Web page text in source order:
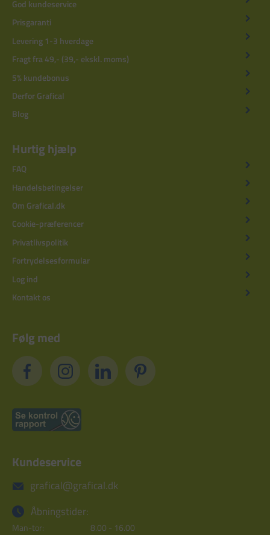
God kundeservice
Prisgaranti
Levering 1-3 hverdage
Fragt fra 49,- (39,- ekskl. moms)
5% kundebonus
Derfor Grafical
Blog
Hurtig hjælp
FAQ
Handelsbetingelser
Om Grafical.dk
Cookie-præferencer
Privatlivspolitik
Fortrydelsesformular
Log ind
Kontakt os
Følg med
Kundeservice
grafical@grafical.dk
Åbningstider:
Man-tor: 8.00 - 16.00